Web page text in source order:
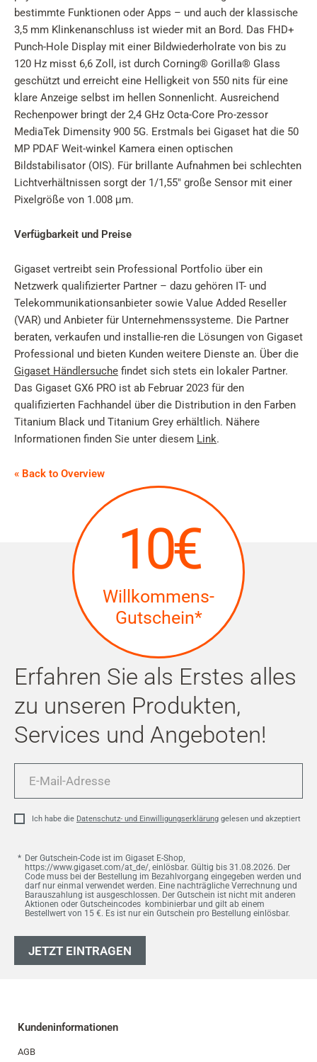
bestimmte Funktionen oder Apps – und auch der klassische
3,5 mm Klinkenanschluss ist wieder mit an Bord. Das FHD+
Punch-Hole Display mit einer Bildwiederholrate von bis zu
120 Hz misst 6,6 Zoll, ist durch Corning® Gorilla® Glass
geschützt und erreicht eine Helligkeit von 550 nits für eine
klare Anzeige selbst im hellen Sonnenlicht. Ausreichend
Rechenpower bringt der 2,4 GHz Octa-Core Pro-zessor
MediaTek Dimensity 900 5G. Erstmals bei Gigaset hat die 50
MP PDAF Weit-winkel Kamera einen optischen
Bildstabilisator (OIS). Für brillante Aufnahmen bei schlechten
Lichtverhältnissen sorgt der 1/1,55" große Sensor mit einer
Pixelgröße von 1.008 μm.
Verfügbarkeit und Preise
Gigaset vertreibt sein Professional Portfolio über ein
Netzwerk qualifizierter Partner – dazu gehören IT- und
Telekommunikationsanbieter sowie Value Added Reseller
(VAR) und Anbieter für Unternehmenssysteme. Die Partner
beraten, verkaufen und installie-ren die Lösungen von Gigaset
Professional und bieten Kunden weitere Dienste an. Über die
Gigaset Händlersuche findet sich stets ein lokaler Partner.
Das Gigaset GX6 PRO ist ab Februar 2023 für den
qualifizierten Fachhandel über die Distribution in den Farben
Titanium Black und Titanium Grey erhältlich. Nähere
Informationen finden Sie unter diesem Link.
« Back to Overview
10€
Willkommens-
Gutschein*
Erfahren Sie als Erstes alles
zu unseren Produkten,
Services und Angeboten!
Mail-
Ich habe die Datenschutz- und Einwilligungserklärung gelesen und akzeptiert
Der Gutschein-Code ist im Gigaset E-Shop,
https://www.gigaset.com/at_de/, einlösbar. Gültig bis 31.08.2026. Der
Code muss bei der Bestellung im Bezahlvorgang eingegeben werden und
darf nur einmal verwendet werden. Eine nachträgliche Verrechnung und
Barauszahlung ist ausgeschlossen. Der Gutschein ist nicht mit anderen
Aktionen oder Gutscheincodes kombinierbar und gilt ab einem
Bestellwert von 15 €. Es ist nur ein Gutschein pro Bestellung einlösbar.
JETZT EINTRAGEN
Kundeninformationen
AGB